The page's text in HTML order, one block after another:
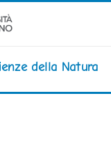
della Natura